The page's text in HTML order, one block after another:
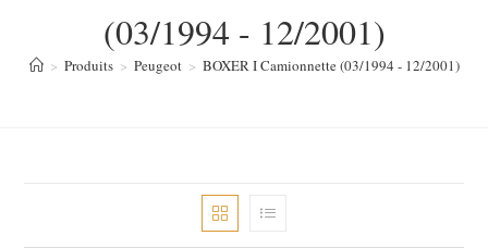
(03/1994 - 12/2001)
> Produits > Peugeot > BOXER I Camionnette (03/1994 - 12/2001)